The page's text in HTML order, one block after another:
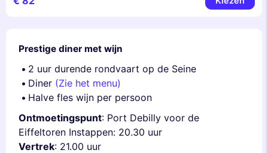
Prestige diner met wijn
2 uur durende rondvaart op de Seine
Diner (Zie het menu)
Halve fles wijn per persoon
Ontmoetingspunt: Port Debilly voor de
Eiffeltoren Instappen: 20.30 uur
Vertrek: 21.00 uur